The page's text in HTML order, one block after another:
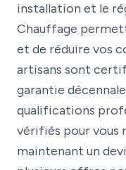
installation et le
Chauffage
et de réduire vos
artisans sont
garantie
qualifications
vérifiés pour vous
maintenant un